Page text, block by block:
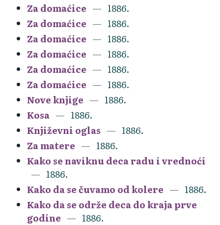
Za domaćice
1886.
Za domaćice
1886.
Za domaćice
1886.
Za domaćice
1886.
Za domaćice
1886.
Za domaćice
1886.
Nove knjige
1886.
Kosa
1886.
Književni oglas
1886.
Za matere
1886.
Kako se naviknu deca radu i vrednoći
1886.
Kako da se čuvamo od kolere
1886.
Kako da se održe deca do kraja prve
godine
1886.